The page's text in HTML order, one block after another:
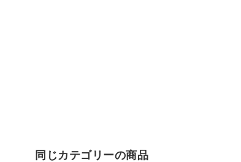
同じカテゴリーの商品